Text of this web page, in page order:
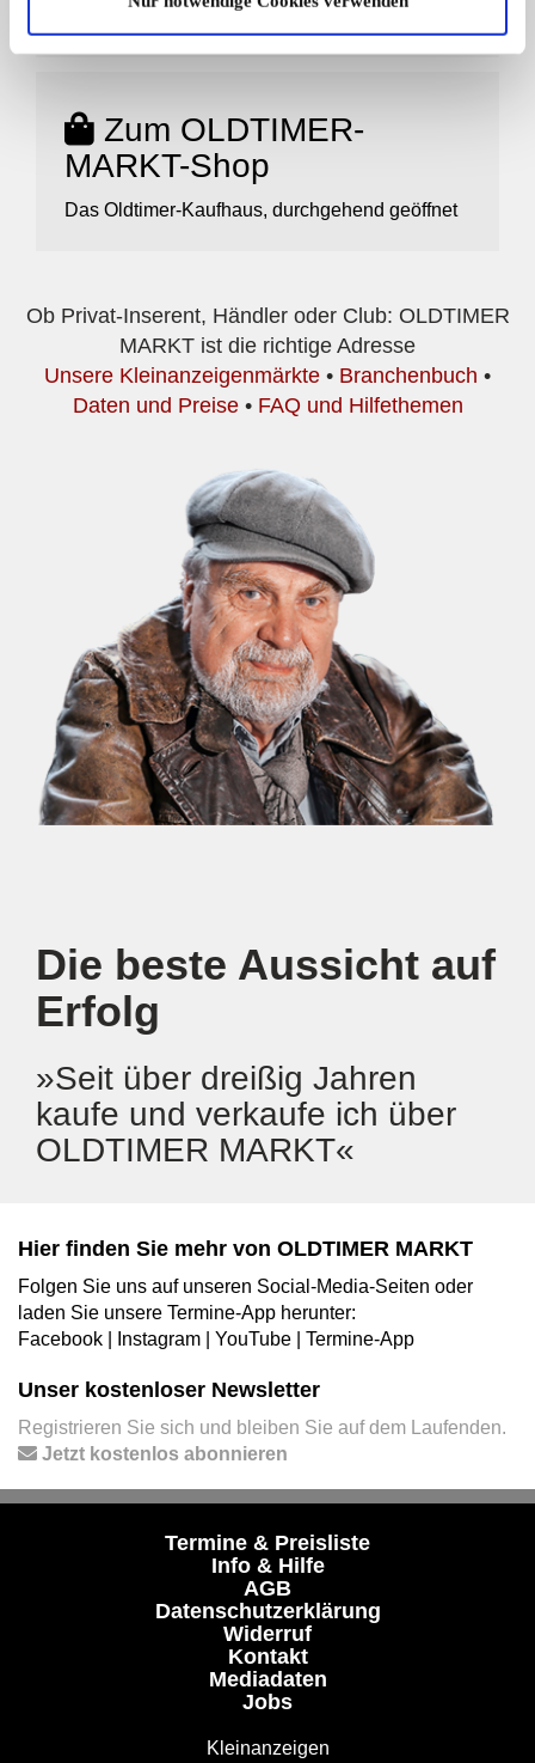
OLDTIMER MARKT
Zum OLDTIMER-
MARKT-Shop
Das Oldtimer-Kaufhaus, durchgehend geöffnet
Ob Privat-Inserent, Händler oder Club: OLDTIMER
MARKT ist die richtige Adresse
Unsere Kleinanzeigenmärkte • Branchenbuch •
Daten und Preise• FAQ und Hilfethemen
Aussicht auf
dreißig Jahren
verkaufe ich über
MARKT«
Die
»Für mich
MARKT-
Hier finden Sie mehr von OLDTIMER MARKT
Folgen Sie uns auf unseren Social-Media-Seiten oder
laden Sie unsere Termine-App herunter:
Facebook
Instagram YouTube Termine-App
Unser kostenloser Newsletter
Registrieren Sie sich und bleiben Sie auf dem Laufenden.
Jetzt kostenlos abonnieren
Termine & Preisliste
Info & Hilfe
AGB
Datenschutzerklärung
Widerruf
Kontakt
Mediadaten
Jobs
Kleinanzeigen